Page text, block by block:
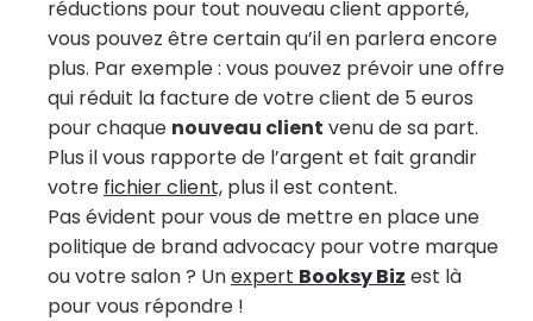
réductions pour tout nouveau client apporté,
vous pouvez être certain qu’il en parlera encore
plus. Par exemple : vous pouvez prévoir une offre
qui réduit la facture de votre client de 5 euros
pour chaque nouveau client venu de sa part.
Plus il vous rapporte de l’argent et fait grandir
votre fichier client, plus il est content.
Pas évident pour vous de mettre en place une
politique de brand advocacy pour votre marque
ou votre salon ? Unexpert Booksy Biz est là
pour vous répondre !